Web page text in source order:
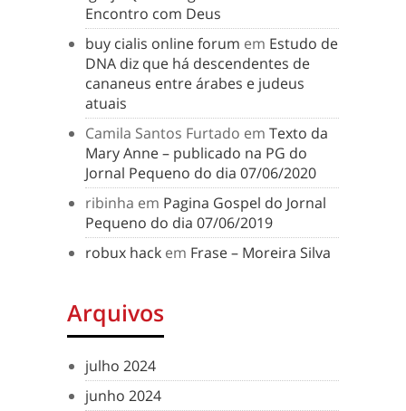
Encontro com Deus
buy cialis online forum em Estudo de
DNA diz que há descendentes de
cananeus entre árabes e judeus
atuais
Camila Santos Furtado em Texto da
Mary Anne – publicado na PG do
Jornal Pequeno do dia 07/06/2020
ribinha em Pagina Gospel do Jornal
Pequeno do dia 07/06/2019
robux hack em Frase – Moreira Silva
Arquivos
julho 2024
junho 2024